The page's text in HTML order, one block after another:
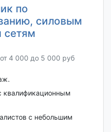
по
силовым
сетям
от 4 000 до 5 000 руб
квалификационным
с небольшим